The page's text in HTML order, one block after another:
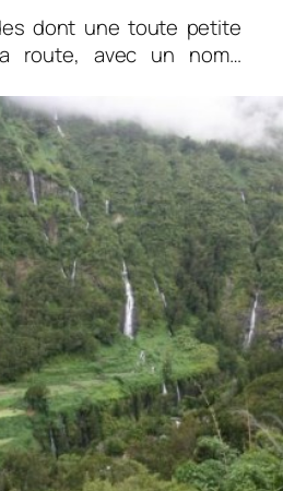
dont une toute petite
route, avec un nom…